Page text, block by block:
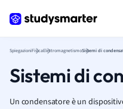
SpiegazioniFisicaElettromagnetismoSistemi di
Sistemi di
Un condensatore è un